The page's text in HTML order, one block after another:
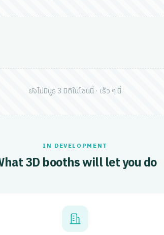
ยังไม่มีบูธ 3 มิติในโซนนี้ · เร็ว ๆ นี้
IN DEVELOPMENT
3D booths will let you do